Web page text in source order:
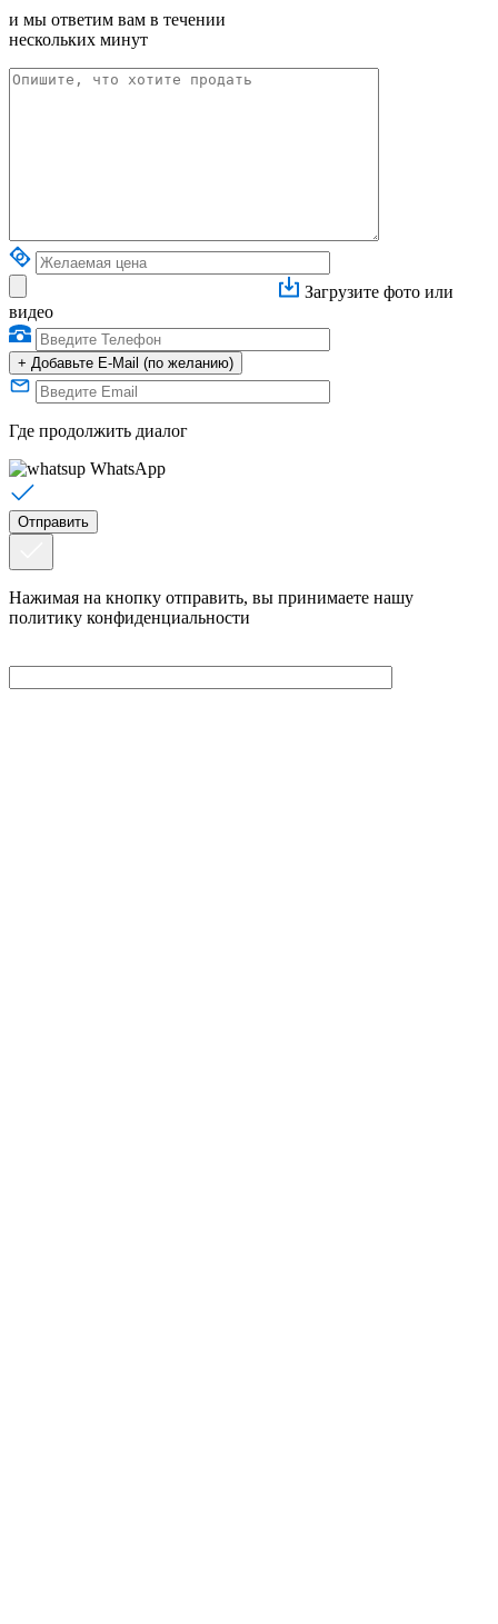
и мы ответим вам в течении
нескольких минут
Загрузите фото или
видео
+ Добавьте E-Mail (по желанию)
Где продолжить диалог
WhatsApp
Нажимая на кнопку отправить, вы принимаете нашу
политику конфиденциальности